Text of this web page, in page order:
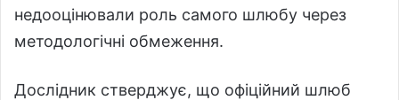
недооцінювали роль самого шлюбу через
методологічні обмеження.
Дослідник стверджує, що офіційний шлюб